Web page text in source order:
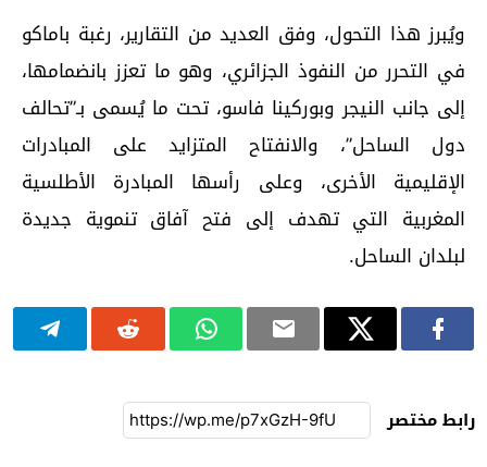
ويُبرز هذا التحول، وفق العديد من التقارير، رغبة باماكو
في التحرر من النفوذ الجزائري، وهو ما تعزز بانضمامها،
إلى جانب النيجر وبوركينا فاسو، تحت ما يُسمى بـ”تحالف
دول الساحل”، والانفتاح المتزايد على المبادرات
الإقليمية الأخرى، وعلى رأسها المبادرة الأطلسية
المغربية التي تهدف إلى فتح آفاق تنموية جديدة
لبلدان الساحل.
رابط مختصر